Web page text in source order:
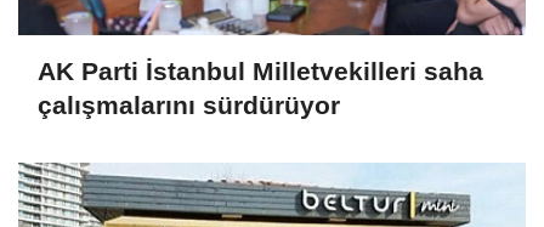
AK Parti İstanbul Milletvekilleri saha
çalışmalarını sürdürüyor